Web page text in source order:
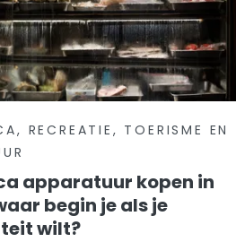
RECREATIE, TOERISME EN
apparatuur kopen in
begin je als je
wilt?